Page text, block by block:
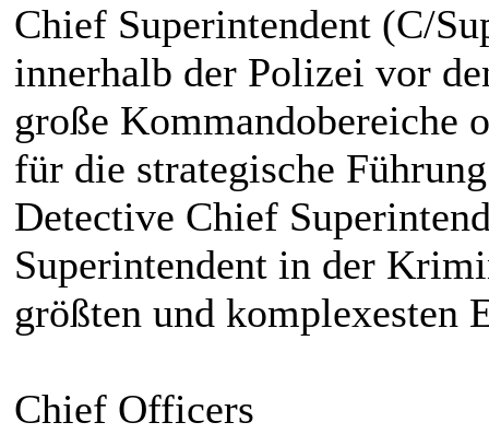
Chief Superintendent (C/
innerhalb der Polizei vor
große Kommandobereiche
für die strategische
Detective Chief
Superintendent in der
größten und
Chief Officers